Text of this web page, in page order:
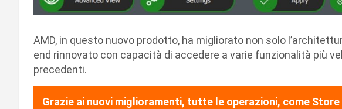
AMD, in questo nuovo prodotto, ha migliorato non solo
end rinnovato con capacità di accedere a varie funzionalità più
precedenti.
Grazie ai nuovi miglioramenti, tutte le operazioni, come